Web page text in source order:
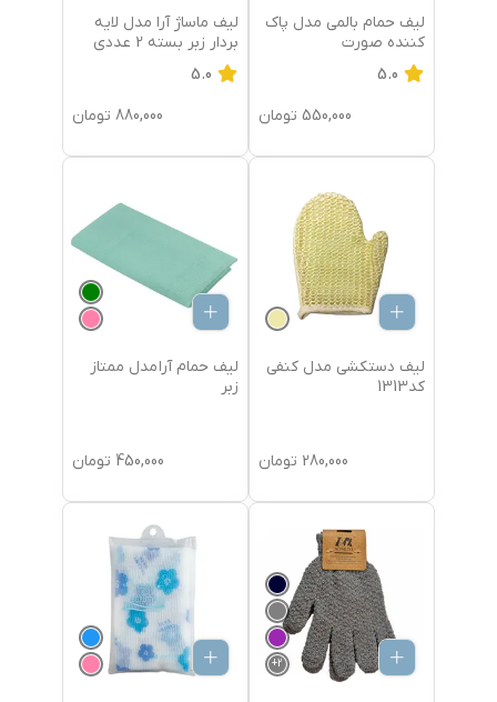
لیف حمام بالمی مدل پاک
کننده صورت
5.0
550,000 تومان
لیف ماساژ آرا مدل لایه
بردار زبر بسته 2 عددی
5.0
880,000 تومان
لیف دستکشی مدل کنفی
کد1313
280,000 تومان
لیف حمام آرا مدل ممتاز
زبر
450,000 تومان
2
+